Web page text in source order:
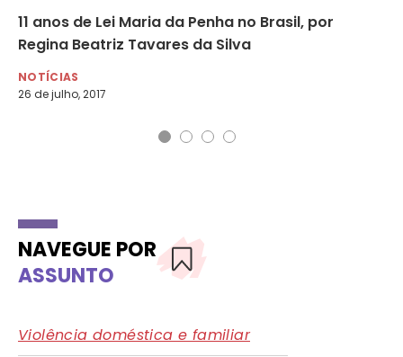
11 anos de Lei Maria da Penha no Brasil, por
Regina Beatriz Tavares da Silva
NOTÍCIAS
26 de julho, 2017
NAVEGUE POR
ASSUNTO
Violência doméstica e familiar